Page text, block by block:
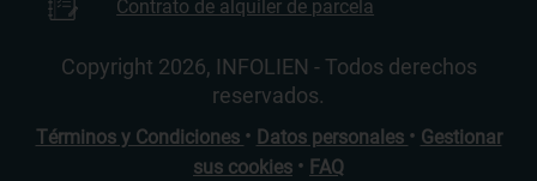
Contrato de alquiler de parcela
Copyright 2026, INFOLIEN - Todos derechos
reservados.
Términos y Condiciones • Datos personales • Gestionar
sus cookies • FAQ